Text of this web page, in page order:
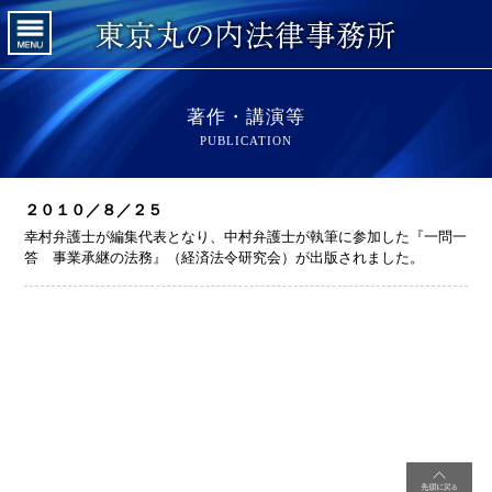
著作・講演等
PUBLICATION
２０１０／８／２５
幸村弁護士が編集代表となり、中村弁護士が執筆に参加した『一問一
答 事業承継の法務』（経済法令研究会）が出版されました。